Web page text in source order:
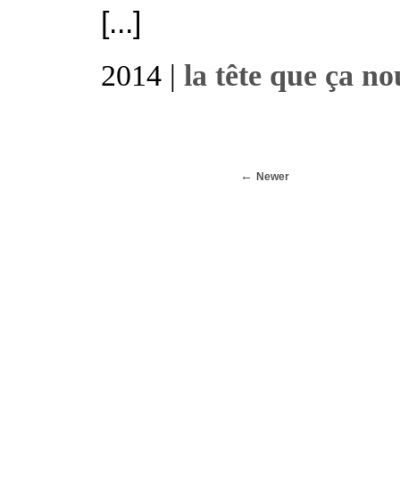
[...]
2014 | la tête que ça
Newer